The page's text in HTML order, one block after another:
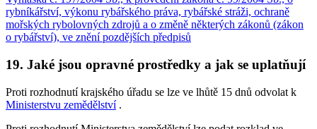
rybníkářství, výkonu rybářského práva, rybářské stráži, ochraně
mořských rybolovných zdrojů a o změně některých zákonů (zákon
o rybářství), ve znění pozdějších předpisů
19. Jaké jsou opravné prostředky a jak se uplatňují
Proti rozhodnutí krajského úřadu se lze ve lhůtě 15 dnů odvolat k
Ministerstvu zemědělství.